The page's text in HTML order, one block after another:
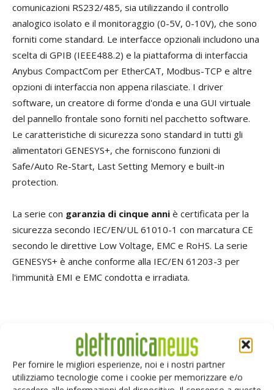
Per fornire le migliori esperienze, noi e i nostri partner
utilizziamo tecnologie come i cookie per memorizzare e/o
comunicazioni RS232/485, sia utilizzando il controllo
analogico isolato e il monitoraggio (0-5V, 0-10V), che sono
forniti come standard. Le interfacce opzionali includono una
scelta di GPIB (IEEE488.2) e la piattaforma di interfaccia
Anybus CompactCom per EtherCAT, Modbus-TCP e altre
opzioni di interfaccia non appena rilasciate. I driver
software, un creatore di forme d'onda e una GUI virtuale
del pannello frontale sono forniti nel pacchetto software.
Le caratteristiche di sicurezza sono standard in tutti gli
alimentatori GENESYS+, che forniscono funzioni di
Safe/Auto Re-Start, Last Setting Memory e built-in
protection.
La serie con garanzia di cinque anni è certificata per la
sicurezza secondo IEC/EN/UL 61010-1 con marcatura CE
secondo le direttive Low Voltage, EMC e RoHS. La serie
GENESYS+ è anche conforme alla IEC/EN 61203-3 per
l'immunità EMI e EMC condotta e irradiata.
TDK-Lambda